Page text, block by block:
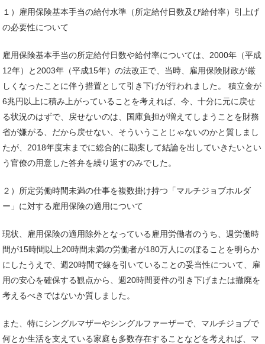
１）雇用保険基本手当の給付水準（所定給付日数及び給付率）引上げ
の必要性について
雇用保険基本手当の所定給付日数や給付率については、2000年（平成
12年）と2003年（平成15年）の法改正で、当時、雇用保険財政が厳
しくなったことに伴う措置として引き下げが行われました。 積立金が
6兆円以上に積み上がっていることを考えれば、今、十分に元に戻せ
る状況のはずで、戻せないのは、国庫負担が増えてしまうことを財務
省が嫌がる、だから戻せない、そういうことじゃないのかと質しまし
たが、2018年度末までに総合的に勘案して結論を出していきたいとい
う官僚の用意した答弁を繰り返すのみでした。
２）所定労働時間未満の仕事を複数掛け持つ「マルチジョブホルダ
ー」に対する雇用保険の適用について
現状、雇用保険の適用除外となっている雇用労働者のうち、週労働時
間が15時間以上20時間未満の労働者が180万人にのぼることを明らか
にしたうえで、週20時間で線を引いていることの妥当性について、雇
用の安心を確保する観点から、週20時間要件の引き下げまたは撤廃を
考えるべきではないか質しました。
また、特にシングルマザーやシングルファーザーで、マルチジョブで
何とか生活を支えている家庭も多数存在することなどを考えれば、マ